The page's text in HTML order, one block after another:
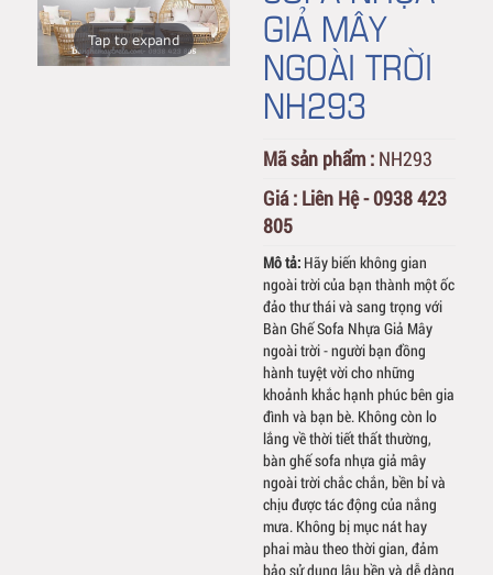
Tap to expand
GIẢ MÂY
NGOÀI TRỜI
NH293
Mã sản phẩm : NH293
Giá : Liên Hệ - 0938 423
805
Mô tả: Hãy biến không gian
ngoài trời của bạn thành một ốc
đảo thư thái và sang trọng với
Bàn Ghế Sofa Nhựa Giả Mây
ngoài trời - người bạn đồng
hành tuyệt vời cho những
khoảnh khắc hạnh phúc bên gia
đình và bạn bè. Không còn lo
lắng về thời tiết thất thường,
bàn ghế sofa nhựa giả mây
ngoài trời chắc chắn, bền bỉ và
chịu được tác động của nắng
mưa. Không bị mục nát hay
phai màu theo thời gian, đảm
bảo sử dụng lâu bền và dễ dàng